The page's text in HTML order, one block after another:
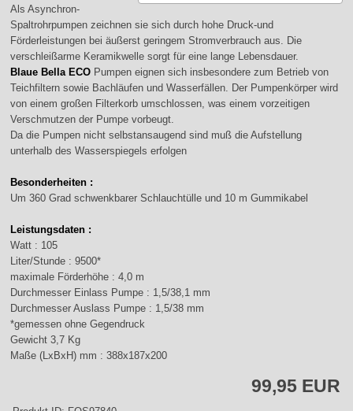
Als Asynchron-
Spaltrohrpumpen zeichnen sie sich durch hohe Druck-und
Förderleistungen bei äußerst geringem Stromverbrauch aus. Die
verschleißarme Keramikwelle sorgt für eine lange Lebensdauer.
Blaue Bella ECOPumpen eignen sich insbesondere zum Betrieb von
Teichfiltern sowie Bachläufen und Wasserfällen. Der Pumpenkörper wird
von einem großen Filterkorb umschlossen, was einem vorzeitigen
Verschmutzen der Pumpe vorbeugt.
Da die Pumpen nicht selbstansaugend sind muß die Aufstellung
unterhalb des Wasserspiegels erfolgen
Besonderheiten :
Um 360 Grad schwenkbarer Schlauchtülle und 10 m Gummikabel
Leistungsdaten :
Watt : 105
Liter/Stunde : 9500*
maximale Förderhöhe : 4,0 m
Durchmesser Einlass Pumpe : 1,5/38,1 mm
Durchmesser Auslass Pumpe : 1,5/38 mm
*gemessen ohne Gegendruck
Gewicht 3,7 Kg
Maße (LxBxH) mm : 388x187x200
99,95 EUR